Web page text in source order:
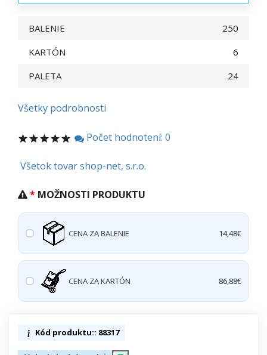
BALENIE
250
KARTÓN
6
PALETA
24
Všetky podrobnosti
Počet hodnotení: 0
Všetok tovar shop-net, s.r.o.
MOŽNOSTI PRODUKTU
CENA ZA BALENIE 14,48€
CENA ZA KARTÓN 86,88€
Kód produktu:: 88317